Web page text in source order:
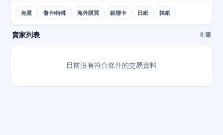
免運 傷卡/特殊 海外購買 銀聯卡 日紙 韓紙
賣家列表 0 筆
目前沒有符合條件的交易資料